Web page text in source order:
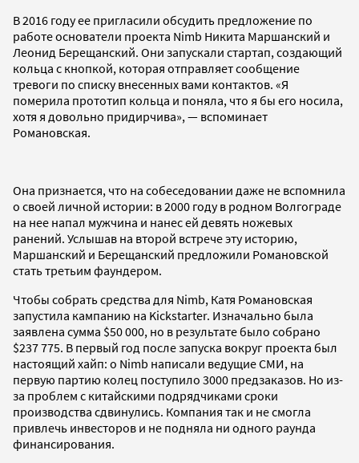
В 2016 году ее пригласили обсудить предложение по
работе основатели проекта Nimb Никита Маршанский и
Леонид Берещанский. Они запускали стартап, создающий
кольца с кнопкой, которая отправляет сообщение
тревоги по списку внесенных вами контактов. «Я
померила прототип кольца и поняла, что я бы его носила,
хотя я довольно придирчива», — вспоминает
Романовская.
Она признается, что на собеседовании даже не вспомнила
о своей личной истории: в 2000 году в родном Волгограде
на нее напал мужчина и нанес ей девять ножевых
ранений. Услышав на второй встрече эту историю,
Маршанский и Берещанский предложили Романовской
стать третьим фаундером.
Чтобы собрать средства для Nimb, Катя Романовская
запустила кампанию на Kickstarter. Изначально была
заявлена сумма $50 000, но в результате было собрано
$237 775. В первый год после запуска вокруг проекта был
настоящий хайп: о Nimb написали ведущие СМИ, на
первую партию колец поступило 3000 предзаказов. Но из-
за проблем с китайскими подрядчиками сроки
производства сдвинулись. Компания так и не смогла
привлечь инвесторов и не подняла ни одного раунда
финансирования.